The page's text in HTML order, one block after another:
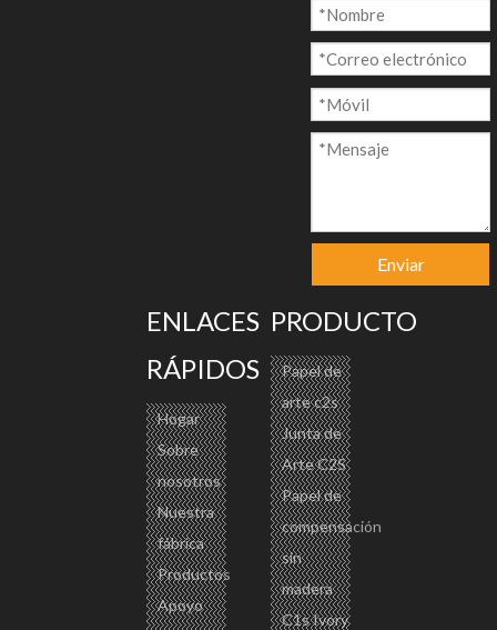
Enviar
ENLACES
RÁPIDOS
Hogar
Sobre
nosotros
Nuestra
fábrica
Productos
Apoyo
PRODUCTO
Papel de
arte c2s
Junta de
Arte C2S
Papel de
compensación
sin
madera
C1s Ivory